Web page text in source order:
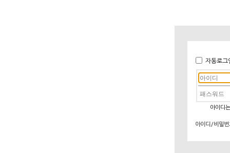
자동로그
아이디
아이디/비밀번